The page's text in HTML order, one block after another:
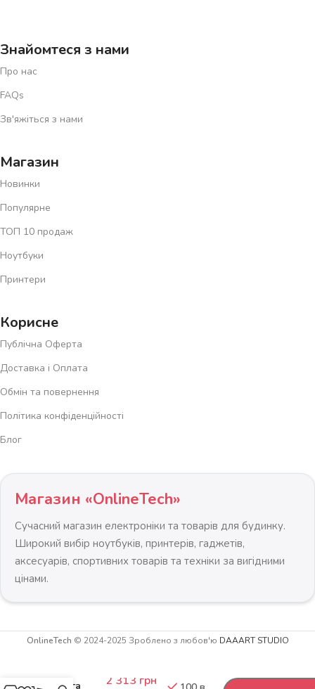
Знайомтеся з нами
Про нас
FAQs
Зв'яжіться з нами
Магазин
Новинки
Популярне
ТОП 10 продаж
Ноутбуки
Принтери
Корисне
Публічна Оферта
Доставка і Оплата
Обмін та повернення
Політика конфіденційності
Блог
Магазин «OnlineTech»
Сучасний магазин електроніки та товарів для будинку.
Широкий вибір ноутбуків, принтерів, гаджетів,
аксесуарів, спортивних товарів та техніки за вигідними
цінами.
OnlineTech © 2024-2025 Зроблено з любов'ю DAAART STUDIO
штанга
2 313 грн